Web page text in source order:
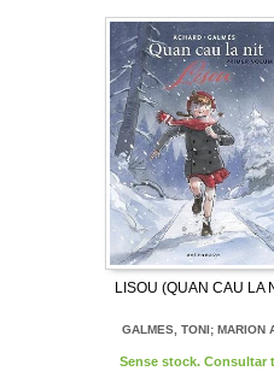
LISOU (QUAN CAU LA
GALMES, TONI; MARION
Sense stock. Consultar